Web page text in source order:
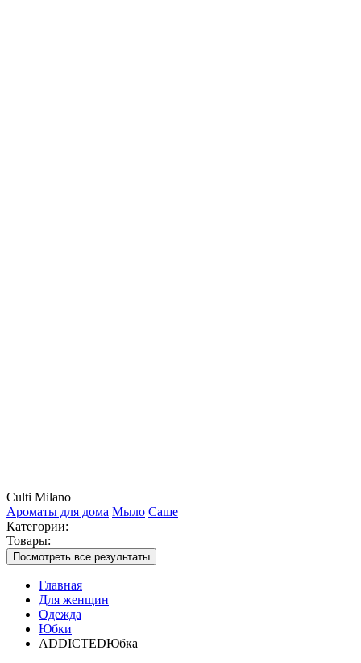
Culti Milano
Ароматы для дома Мыло Саше
Категории:
Товары:
Посмотреть все результаты
Главная
Для женщин
Одежда
Юбки
ADDICTEDЮбка